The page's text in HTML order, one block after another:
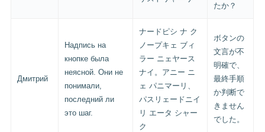
たか？
Дмитрий
Надпись на
кнопке была
неясной. Они не
понимали,
последний ли
это шаг.
ナードピシ ナ ク
ノープキェ ブィ
ラー ニェヤース
ナイ。アニー ニ
ェ パニマーリ、
パスリェードニイ
リ エータ シャー
ク
ボタンの
文言が不
明確で、
最終手順
か判断で
きません
でした。